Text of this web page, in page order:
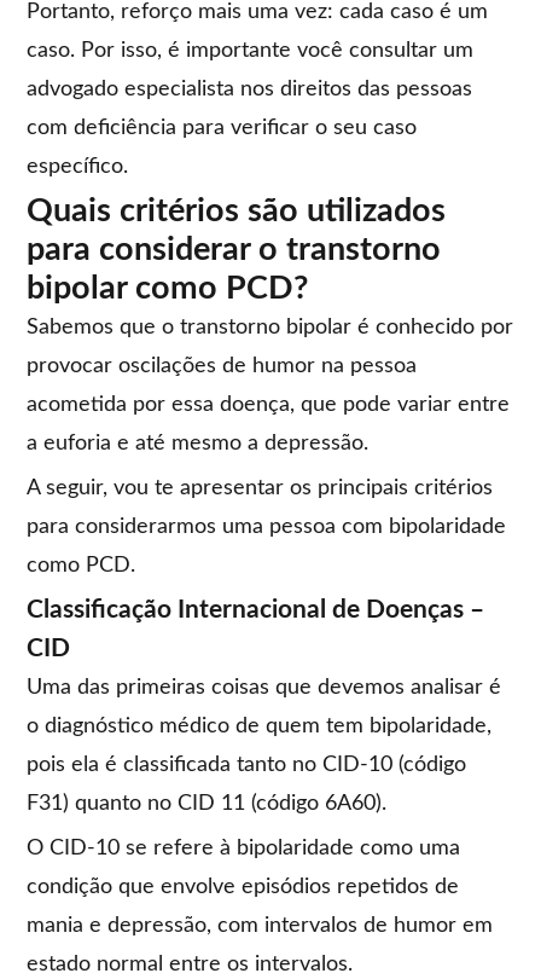
Portanto, reforço mais uma vez: cada caso é um
caso. Por isso, é importante você consultar um
advogado especialista nos direitos das pessoas
com deficiência para verificar o seu caso
específico.
Quais critérios são utilizados
para considerar o transtorno
bipolar como PCD?
Sabemos que o transtorno bipolar é conhecido por
provocar oscilações de humor na pessoa
acometida por essa doença, que pode variar entre
a euforia e até mesmo a depressão.
A seguir, vou te apresentar os principais critérios
para considerarmos uma pessoa com bipolaridade
como PCD.
Classificação Internacional de Doenças –
CID
Uma das primeiras coisas que devemos analisar é
o diagnóstico médico de quem tem bipolaridade,
pois ela é classificada tanto no CID-10 (código
F31) quanto no CID 11 (código 6A60).
O CID-10 se refere à bipolaridade como uma
condição que envolve episódios repetidos de
mania e depressão, com intervalos de humor em
estado normal entre os intervalos.